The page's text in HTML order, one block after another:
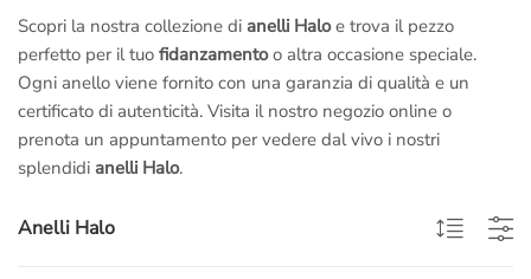
Scopri la nostra collezione di anelli Haloe trova il pezzo
perfetto per il tuo fidanzamentoo altra occasione speciale.
Ogni anello viene fornito con una garanzia di qualità e un
certificato di autenticità. Visita il nostro negozio online o
prenota un appuntamento per vedere dal vivo i nostri
splendidi anelli Halo.
Anelli Halo